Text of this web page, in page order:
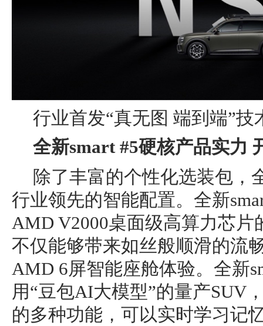
行业首发“真无图 端到端”技
全新smart #5硬核产品实力
除了丰富的个性化选装包，
行业领先的智能配置。全新
AMD V2000桌面级高算力芯片
不仅能够带来如丝般顺滑的流
AMD 6屏智能座舱体验。全新
用“豆包AI大模型”的量产SUV
的多种功能，可以实时学习记